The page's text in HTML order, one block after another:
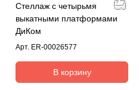
Стеллаж с четырьмя
выкатными платформами
ДиКом
Арт. ER-00026577
В корзину